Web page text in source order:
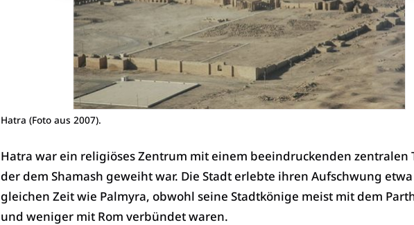
Hatra (Foto aus 2007).
Hatra war ein religiöses Zentrum mit einem beeindruckenden zentralen
der dem Shamash geweiht war. Die Stadt erlebte ihren Aufschwung
gleichen Zeit wie Palmyra, obwohl seine Stadtkönige meist mit dem
und weniger mit Rom verbündet waren.